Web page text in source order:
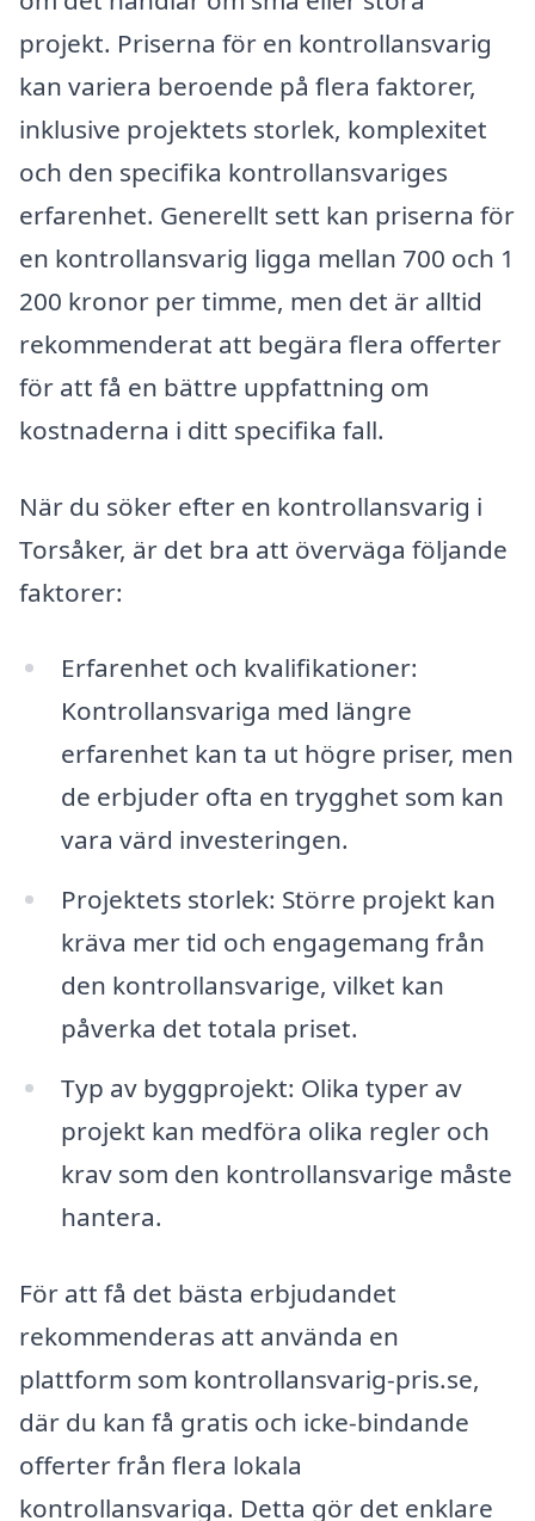
projekt. Priserna för en kontrollansvarig
kan variera beroende på flera faktorer,
inklusive projektets storlek, komplexitet
och den specifika kontrollansvariges
erfarenhet. Generellt sett kan priserna för
en kontrollansvarig ligga mellan 700 och 1
200 kronor per timme, men det är alltid
rekommenderat att begära flera offerter
för att få en bättre uppfattning om
kostnaderna i ditt specifika fall.
När du söker efter en kontrollansvarig i
Torsåker, är det bra att överväga följande
faktorer:
Erfarenhet och kvalifikationer:
Kontrollansvariga med längre
erfarenhet kan ta ut högre priser, men
de erbjuder ofta en trygghet som kan
vara värd investeringen.
Projektets storlek: Större projekt kan
kräva mer tid och engagemang från
den kontrollansvarige, vilket kan
påverka det totala priset.
Typ av byggprojekt: Olika typer av
projekt kan medföra olika regler och
krav som den kontrollansvarige måste
hantera.
För att få det bästa erbjudandet
rekommenderas att använda en
plattform som kontrollansvarig-pris.se,
där du kan få gratis och icke-bindande
offerter från flera lokala
kontrollansvariga. Detta gör det enklare